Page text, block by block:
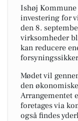
Ishøj
investering for
den 8.
virksomheder
kan reducere
Mødet vil
den
Arrangementet
foretages via
også findes